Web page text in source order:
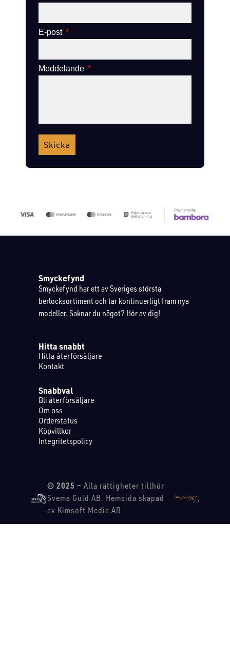
E-post
Meddelande
Skicka
Smyckefynd
Smyckefynd har ett av Sveriges största
berlocksortiment och tar kontinuerligt fram nya
modeller. Saknar du något? Hör av dig!
Hitta snabbt
Hitta återförsäljare
Kontakt
Snabbval
Bli återförsäljare
Om oss
Orderstatus
Köpvillkor
Integritetspolicy
© 2025 – Alla rättigheter tillhör
Svema Guld AB. Hemsida skapad
av Kimsoft Media AB